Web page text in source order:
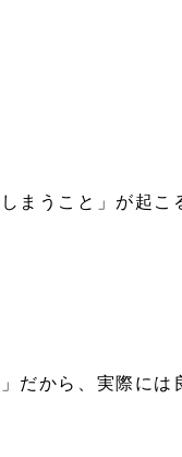
まうこと」が起こ
だから、実際には